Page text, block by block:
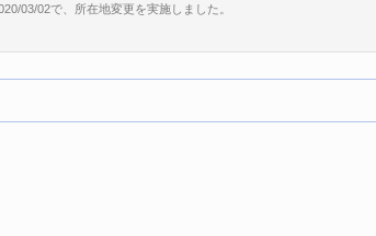
03/02で、所在地変更を実施しました。